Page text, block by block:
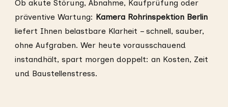
Ob akute Störung, Abnahme, Kaufprüfung oder
präventive Wartung: Kamera Rohrinspektion Berlin
liefert Ihnen belastbare Klarheit – schnell, sauber,
ohne Aufgraben. Wer heute vorausschauend
instandhält, spart morgen doppelt: an Kosten, Zeit
und Baustellenstress.